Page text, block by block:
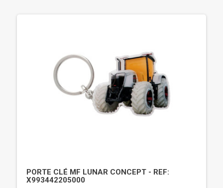
PORTE CLÉ MF LUNAR CONCEPT - REF:
X993442205000